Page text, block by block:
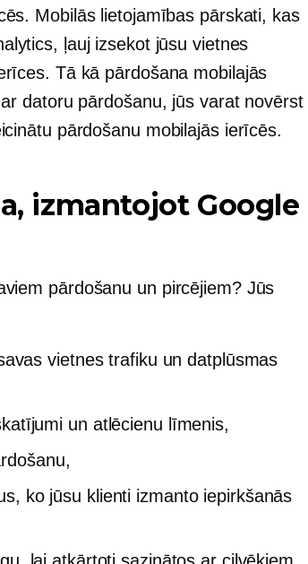
Mobilās lietojamības pārskati, kas
ļauj izsekot jūsu vietnes
Tā kā pārdošana mobilajās
datoru pārdošanu, jūs varat novērst
pārdošanu mobilajās ierīcēs.
izmantojot Google
pārdošanu un pircējiem? Jūs
vietnes trafiku un datplūsmas
un atlēcienu līmenis,
ko jūsu klienti izmanto iepirkšanās